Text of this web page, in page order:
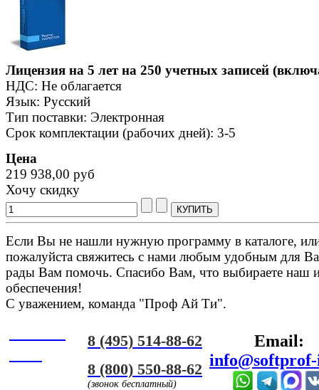
Лицензия на 5 лет на 250 учетных записей
НДС: Не облагается
Язык: Русский
Тип поставки: Электронная
Срок комплектации (рабочих дней): 3-5
Цена
219 938,00 руб
Хочу скидку
Если Вы не нашли нужную программу в каталоге,
пожалуйста свяжитесь с нами любым удобным для
рады Вам помочь. Спасибо Вам, что выбираете наш
обеспечения!
С уважением, команда "Проф Ай Ти".
8 (495) 514-88-62
8 (800) 550-88-62
(звонок бесплатный)
Email: